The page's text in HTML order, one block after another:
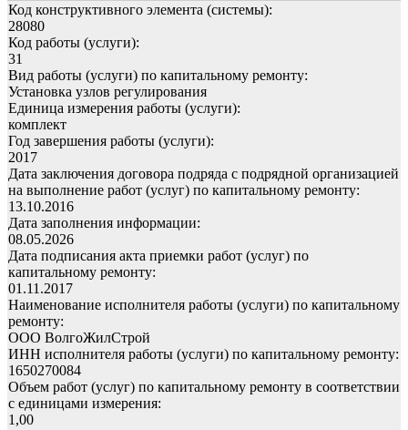
Код конструктивного элемента (системы):
28080
Код работы (услуги):
31
Вид работы (услуги) по капитальному ремонту:
Установка узлов регулирования
Единица измерения работы (услуги):
комплект
Год завершения работы (услуги):
2017
Дата заключения договора подряда с подрядной организацией
на выполнение работ (услуг) по капитальному ремонту:
13.10.2016
Дата заполнения информации:
08.05.2026
Дата подписания акта приемки работ (услуг) по
капитальному ремонту:
01.11.2017
Наименование исполнителя работы (услуги) по капитальному
ремонту:
ООО ВолгоЖилСтрой
ИНН исполнителя работы (услуги) по капитальному ремонту:
1650270084
Объем работ (услуг) по капитальному ремонту в соответствии
с единицами измерения:
1,00